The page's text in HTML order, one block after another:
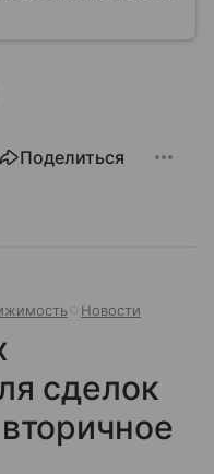
Поделиться
Новости
сделок